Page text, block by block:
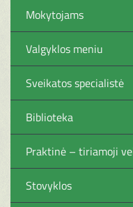
Mokytojams
Valgyklos meniu
Sveikatos specialistė
Biblioteka
Praktinė – tiriamoji
Stovyklos